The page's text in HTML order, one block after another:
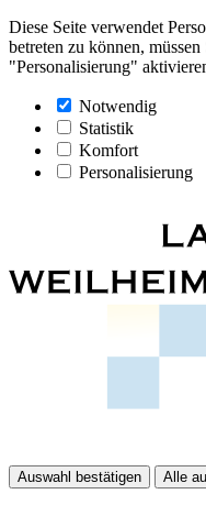
Diese Seite verwendet
betreten zu können,
"Personalisierung"
Notwendig
Statistik
Komfort
Personalisierung
Auswahl bestätigen Alle